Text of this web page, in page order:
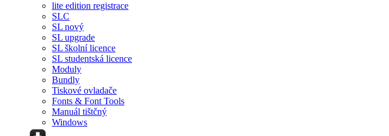
lite edition registrace
SLC
SL nový
SL upgrade
SL školní licence
SL studentská licence
Moduly
Bundly
Tiskové ovladače
Fonts & Font Tools
Manuál tištčný
Windows